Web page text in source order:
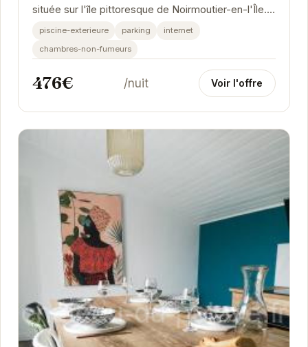
située sur l'île pittoresque de Noirmoutier-en-l'Île.
Offrant un cadre paisible et des...
piscine-exterieure parking
internet
chambres-non-fumeurs
476€ /nuit Voir l'offre